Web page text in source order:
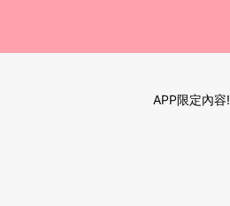
APP限定內容!